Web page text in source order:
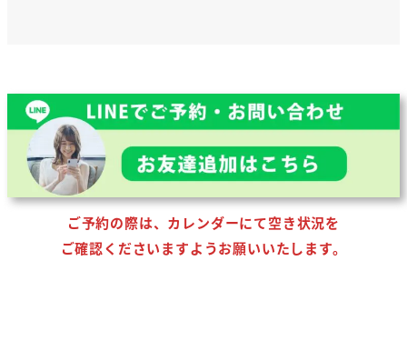
ご予約の際は、カレンダーにて空き状況を
ご確認くださいますようお願いいたします。